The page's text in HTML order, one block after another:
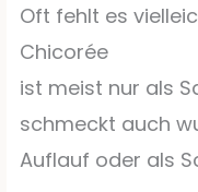
Oft fehlt es
Chicorée
ist meist nur als
schmeckt auch
Auflauf oder als